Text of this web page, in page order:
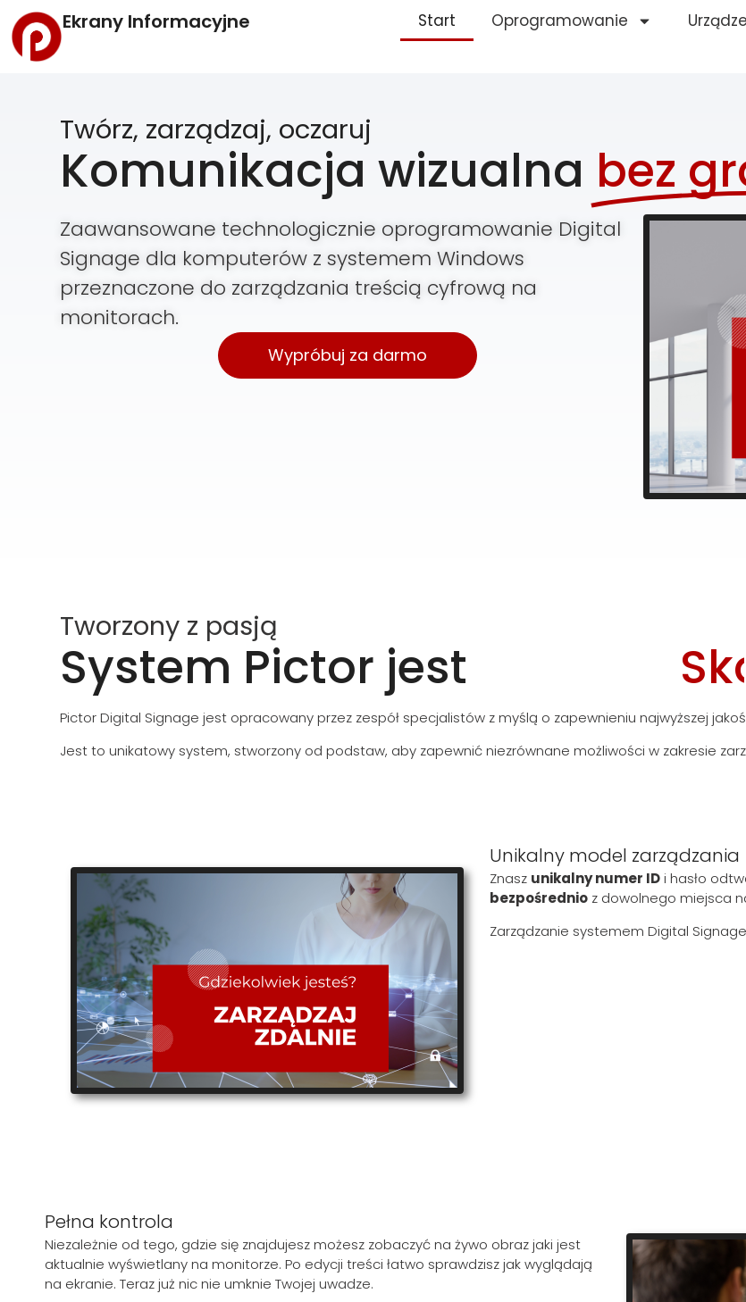
Ekrany Informacyjne Start Oprogramowanie
Twórz, zarządzaj, oczaruj
Komunikacja wizualna bez
Zaawansowane technologicznie oprogramowanie Digital
Signage dla komputerów z systemem Windows
przeznaczone do zarządzania treścią cyfrową na
monitorach.
Wypróbuj za darmo
Tworzony z pasją
System Pictor jest Ska
Pictor Digital Signage jest opracowany przez zespół specjalistów z myślą o zapewnieniu najwyższej
Jest to unikatowy system, stworzony od podstaw, aby zapewnić niezrównane możliwości w zakresie
Unikalny model zarządzania
Znasz unikalny numer IDi hasło
bezpośrednioz dowolnego miejsca
Zarządzanie systemem Digital
Pełna kontrola
Niezależnie od tego, gdzie się znajdujesz możesz zobaczyć na żywo obraz jaki jest
aktualnie wyświetlany na monitorze. Po edycji treści łatwo sprawdzisz jak wyglądają
na ekranie. Teraz już nic nie umknie Twojej uwadze.